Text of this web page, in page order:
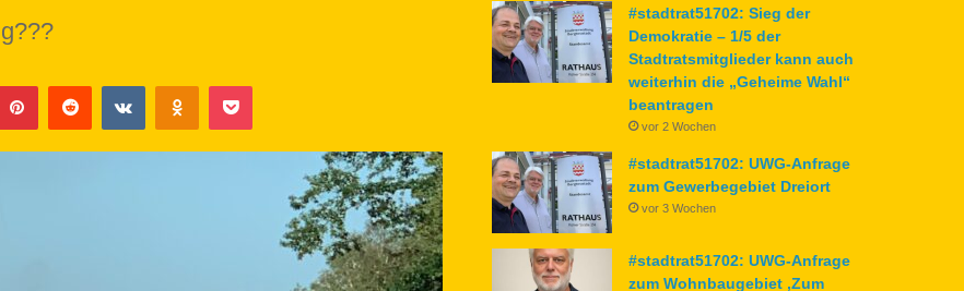
VKontakte
#stadtrat51702: Sieg der
Demokratie – 1/5 der
Stadtratsmitglieder kann auch
weiterhin die „Geheime Wahl“
beantragen
vor 2 Wochen
#stadtrat51702: UWG-Anfrage
zum Gewerbegebiet Dreiort
vor 3 Wochen
#stadtrat51702: UWG-Anfrage
zum Wohnbaugebiet ‚Zum